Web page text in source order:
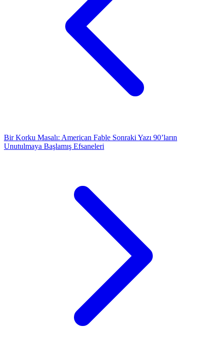
Bir Korku Masalı: American Fable Sonraki Yazı 90’ların
Unutulmaya Başlamış Efsaneleri